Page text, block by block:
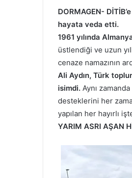
DORMAGEN-
hayata veda etti.
1961 yılında
üstlendiği ve uzun
cenaze namazının
Ali Aydın, Türk
isimdi. Aynı
desteklerini her
yapılan her hayırlı
YARIM ASRI AŞAN